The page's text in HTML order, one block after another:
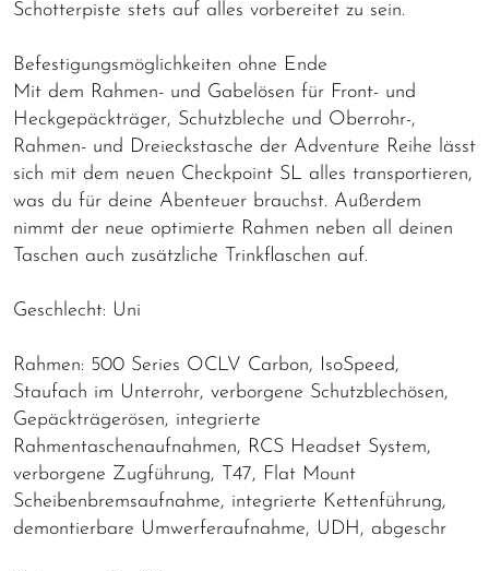
Schotterpiste stets auf alles vorbereitet zu sein.
Befestigungsmöglichkeiten ohne Ende
Mit dem Rahmen- und Gabelösen für Front- und
Heckgepäckträger, Schutzbleche und Oberrohr-,
Rahmen- und Dreieckstasche der Adventure Reihe lässt
sich mit dem neuen Checkpoint SL alles transportieren,
was du für deine Abenteuer brauchst. Außerdem
nimmt der neue optimierte Rahmen neben all deinen
Taschen auch zusätzliche Trinkflaschen auf.
Geschlecht: Uni
Rahmen: 500 Series OCLV Carbon, IsoSpeed,
Staufach im Unterrohr, verborgene Schutzblechösen,
Gepäckträgerösen, integrierte
Rahmentaschenaufnahmen, RCS Headset System,
verborgene Zugführung, T47, Flat Mount
Scheibenbremsaufnahme, integrierte Kettenführung,
demontierbare Umwerferaufnahme, UDH, abgeschr